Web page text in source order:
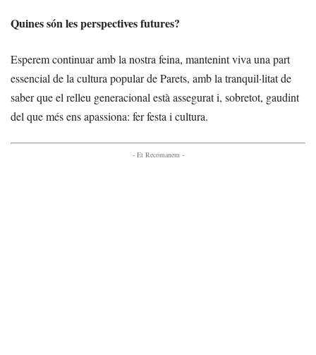
Quines són les perspectives futures?
Esperem continuar amb la nostra feina, mantenint viva una part
essencial de la cultura popular de Parets, amb la tranquil·litat de
saber que el relleu generacional està assegurat i, sobretot, gaudint
del que més ens apassiona: fer festa i cultura.
- Et Recomanem -